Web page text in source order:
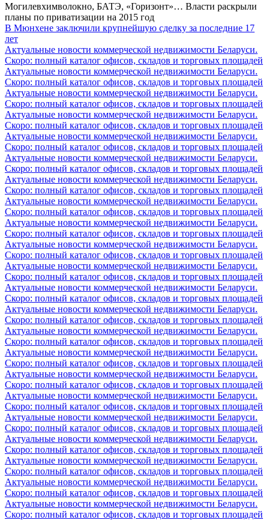
Могилевхимволокно, БАТЭ, «Горизонт»… Власти раскрыли
планы по приватизации на 2015 год
В Мюнхене заключили крупнейшую сделку за последние 17
лет
Актуальные новости коммерческой недвижимости Беларуси.
Скоро: полный каталог офисов, складов и торговых площадей
Актуальные новости коммерческой недвижимости Беларуси.
Скоро: полный каталог офисов, складов и торговых площадей
Актуальные новости коммерческой недвижимости Беларуси.
Скоро: полный каталог офисов, складов и торговых площадей
Актуальные новости коммерческой недвижимости Беларуси.
Скоро: полный каталог офисов, складов и торговых площадей
Актуальные новости коммерческой недвижимости Беларуси.
Скоро: полный каталог офисов, складов и торговых площадей
Актуальные новости коммерческой недвижимости Беларуси.
Скоро: полный каталог офисов, складов и торговых площадей
Актуальные новости коммерческой недвижимости Беларуси.
Скоро: полный каталог офисов, складов и торговых площадей
Актуальные новости коммерческой недвижимости Беларуси.
Скоро: полный каталог офисов, складов и торговых площадей
Актуальные новости коммерческой недвижимости Беларуси.
Скоро: полный каталог офисов, складов и торговых площадей
Актуальные новости коммерческой недвижимости Беларуси.
Скоро: полный каталог офисов, складов и торговых площадей
Актуальные новости коммерческой недвижимости Беларуси.
Скоро: полный каталог офисов, складов и торговых площадей
Актуальные новости коммерческой недвижимости Беларуси.
Скоро: полный каталог офисов, складов и торговых площадей
Актуальные новости коммерческой недвижимости Беларуси.
Скоро: полный каталог офисов, складов и торговых площадей
Актуальные новости коммерческой недвижимости Беларуси.
Скоро: полный каталог офисов, складов и торговых площадей
Актуальные новости коммерческой недвижимости Беларуси.
Скоро: полный каталог офисов, складов и торговых площадей
Актуальные новости коммерческой недвижимости Беларуси.
Скоро: полный каталог офисов, складов и торговых площадей
Актуальные новости коммерческой недвижимости Беларуси.
Скоро: полный каталог офисов, складов и торговых площадей
Актуальные новости коммерческой недвижимости Беларуси.
Скоро: полный каталог офисов, складов и торговых площадей
Актуальные новости коммерческой недвижимости Беларуси.
Скоро: полный каталог офисов, складов и торговых площадей
Актуальные новости коммерческой недвижимости Беларуси.
Скоро: полный каталог офисов, складов и торговых площадей
Актуальные новости коммерческой недвижимости Беларуси.
Скоро: полный каталог офисов, складов и торговых площадей
Актуальные новости коммерческой недвижимости Беларуси.
Скоро: полный каталог офисов, складов и торговых площадей